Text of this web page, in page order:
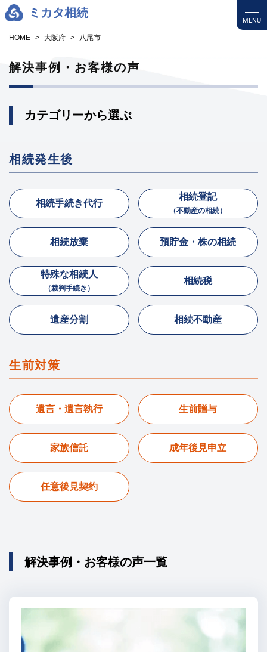
ミカタ相続
MENU
HOME 大阪府 八尾市
解決事例・お客様の声
カテゴリーから選ぶ
相続発生後
相続手続き代行
相続登記
（不動産の相続）
相続放棄 預貯金・株の相続
特殊な相続人
（裁判手続き）
相続税
遺産分割 相続不動産
生前対策
遺言・遺言執行 生前贈与
家族信託 成年後見申立
任意後見契約
解決事例・お客様の声一覧